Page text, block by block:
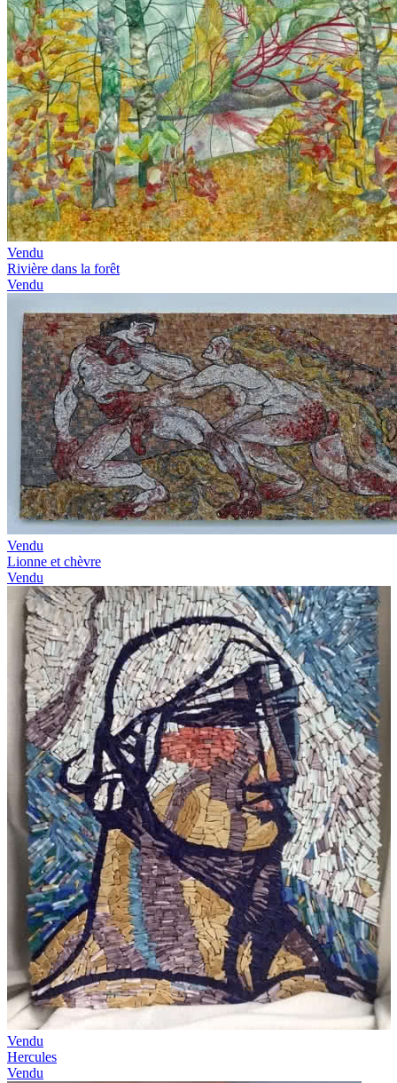
Vendu
Rivière dans la forêt
Vendu
Vendu
Lionne et chèvre
Vendu
Vendu
Hercules
Vendu